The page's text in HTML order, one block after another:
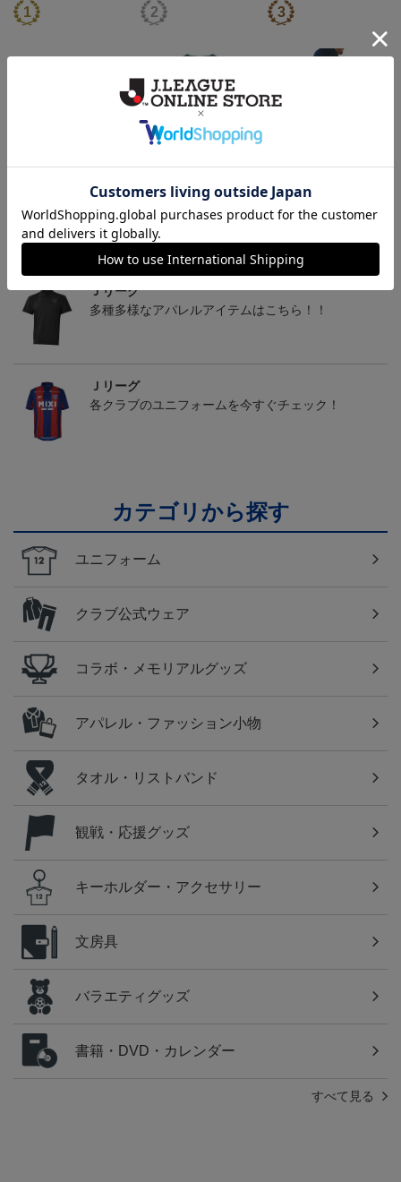
クユニフォーム FP 1st
19,800円～26,620円
ンティックユニフォー
ム FP 1st
23,100円～29,920円
2,640円
Ｊリーグ
多種多様なアパレルアイテムはこちら！！
Ｊリーグ
各クラブのユニフォームを今すぐチェック！
カテゴリから探す
ユニフォーム
クラブ公式ウェア
コラボ・メモリアルグッズ
アパレル・ファッション小物
タオル・リストバンド
観戦・応援グッズ
キーホルダー・アクセサリー
文房具
バラエティグッズ
書籍・DVD・カレンダー
すべて見る